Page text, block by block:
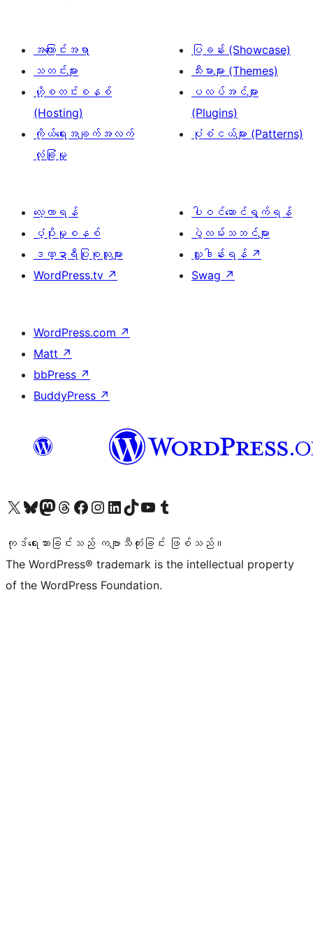
အကြောင်းအရာ
သတင်းများ
ဟို့စတင်းစနစ်
(Hosting)
ကိုယ်ရေးအချက်အလက်
လုံခြုံမှု
ပြခန်း (Showcase)
သီးမားများ (Themes)
ပလပ်အင်များ
(Plugins)
ပုံစံငယ်များ (Patterns)
လေ့လာရန်
ပံ့ပိုးမှုစနစ်
ဒဏ္ဍာရီပြုစုသူများ
WordPress.tv ↗
ပါဝင်ဆောင်ရွက်ရန်
ပွဲလမ်းသဘင်များ
လှူဒါန်းရန် ↗
Swag ↗
WordPress.com ↗
Matt ↗
bbPress ↗
BuddyPress ↗
ကျွန်ုပ်တို့၏ X (ယခင် Twitter) အကောင့်သို့ သွားရောက်ကြည့်ရှုပါကျွန်ုပ်တို့၏ Bluesky အကောင့်သို့ ဝင်ရောက်ကြည့်ရှုရန်
ကျွန်ုပ်တို့၏ Mastodon အကောင့်သို့ သွားရောက်ကြည့်ရှုပါကျွန်ုပ်တို့၏ Threads အကောင့်သို့ ဝင်ရောက်ကြည့်ရှုရန်
ကျွန်ုပ်တို့၏ Facebook စာမျက်နှာသို့ သွားရောက်ကြည့်ရှုပါကျွန်ုပ်တို့၏ Instagram အကောင့်သို့ သွားရောက်ကြည့်ရှုပါ ကျွန်ုပ်တို့၏ LinkedIn အကောင့်သို့ သွားရောက်ကြည့်ရှုပါကျွန်ုပ်တို့၏ TikTok အကောင့်သို့ ဝင်ရောက်ကြည့်ရှုရန်
ကျွန်ုပ်တို့၏ YouTube ချန်နယ်သို့ သွားရောက်ကြည့်ရှုပါ ကျွန်ုပ်တို့၏ Tumblr အကောင့်သို့ ဝင်ရောက်ကြည့်ရှုရန်
ကုဒ်ရေးသားခြင်းသည် ကဗျာသီကုံးခြင်း ဖြစ်သည်။
The WordPress® trademark is the intellectual property
of the WordPress Foundation.